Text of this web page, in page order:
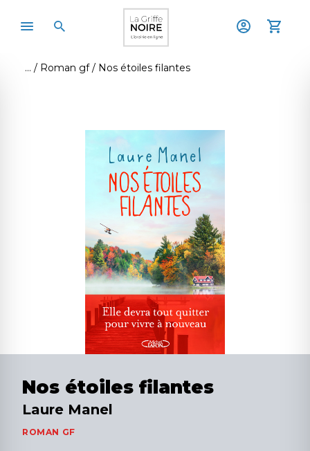
Roman gf Nos étoiles filantes
Nos étoiles filantes
Laure Manel
ROMAN GF